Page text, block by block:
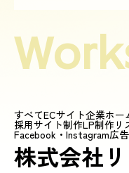
すべてECサイト企業ホー
採用サイト制作LP制作 リ
Facebook・Instagram広告
株式会社